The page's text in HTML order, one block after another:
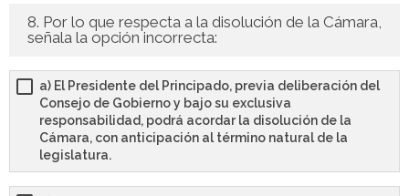
8. Por lo que respecta a la disolución de la Cámara,
señala la opción incorrecta:
a) El Presidente del Principado, previa deliberación del
Consejo de Gobierno y bajo su exclusiva
responsabilidad, podrá acordar la disolución de la
Cámara, con anticipación al término natural de la
legislatura.